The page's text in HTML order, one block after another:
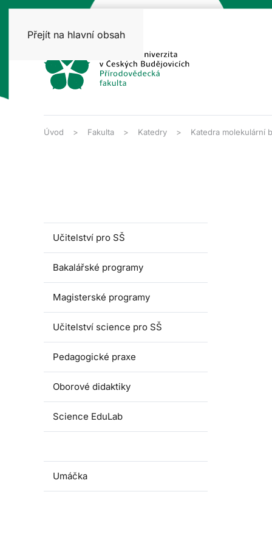
Přejít na hlavní obsah
Úvod Fakulta Katedry Katedra molekulární
Učitelství pro SŠ
Bakalářské programy
Magisterské programy
Učitelství science pro SŠ
Pedagogické praxe
Oborové didaktiky
Science EduLab
Umáčka